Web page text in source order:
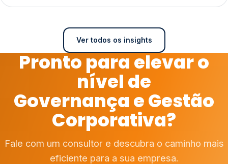
Ver todos os insights
Pronto para elevar o
nível de
Governança e Gestão
Corporativa?
Fale com um consultor e descubra o caminho mais
eficiente para a sua empresa.